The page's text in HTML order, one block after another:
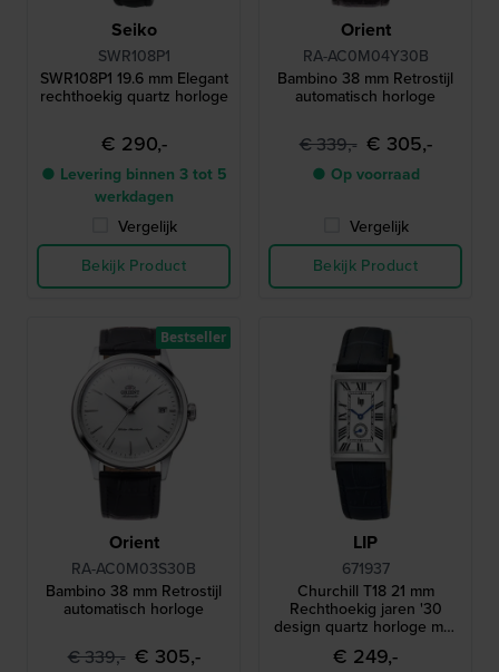
Seiko
SWR108P1
SWR108P1 19.6 mm Elegant
rechthoekig quartz horloge
€ 290,-
● Levering binnen 3 tot 5
werkdagen
Vergelijk
Bekijk Product
Orient
RA-AC0M04Y30B
Bambino 38 mm Retrostijl
automatisch horloge
€ 339,- € 305,-
● Op voorraad
Vergelijk
Bekijk Product
Orient
RA-AC0M03S30B
Bambino 38 mm Retrostijl
automatisch horloge
€ 339,- € 305,-
Bestseller
LIP
671937
Churchill T18 21 mm
Rechthoekig jaren '30
design quartz horloge met
kleine secondewijzer
€ 249,-